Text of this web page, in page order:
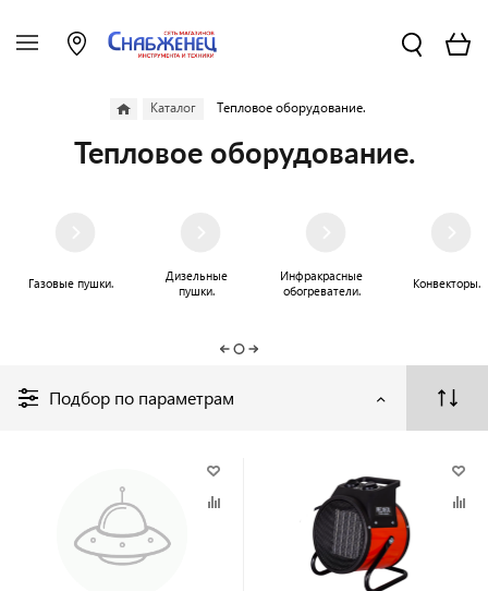
Каталог Тепловое оборудование.
Тепловое оборудование.
Газовые пушки.
Дизельные
пушки.
Инфракрасные
обогреватели.
Конвекторы.
Подбор по параметрам